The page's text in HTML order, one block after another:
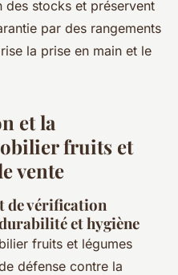
des stocks et préservent
par des rangements
la prise en main et le
et la
fruits et
vente
de vérification
et hygiène
fruits et légumes
défense contre la